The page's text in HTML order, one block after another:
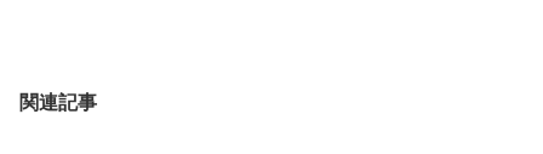
関連記事